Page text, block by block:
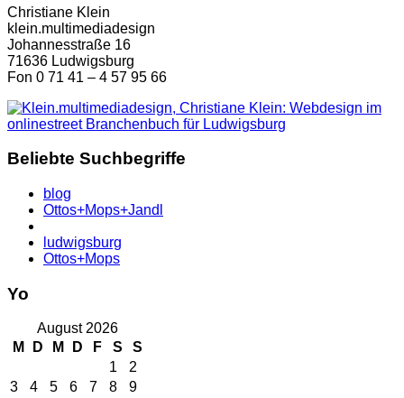
Christiane Klein
klein.multimediadesign
Johannesstraße 16
71636 Ludwigsburg
Fon 0 71 41 – 4 57 95 66
Beliebte Suchbegriffe
blog
Ottos+Mops+Jandl
ludwigsburg
Ottos+Mops
Yo
August 2026
M
D M D F S
S
1
2
3
4 5 6 7 8
9